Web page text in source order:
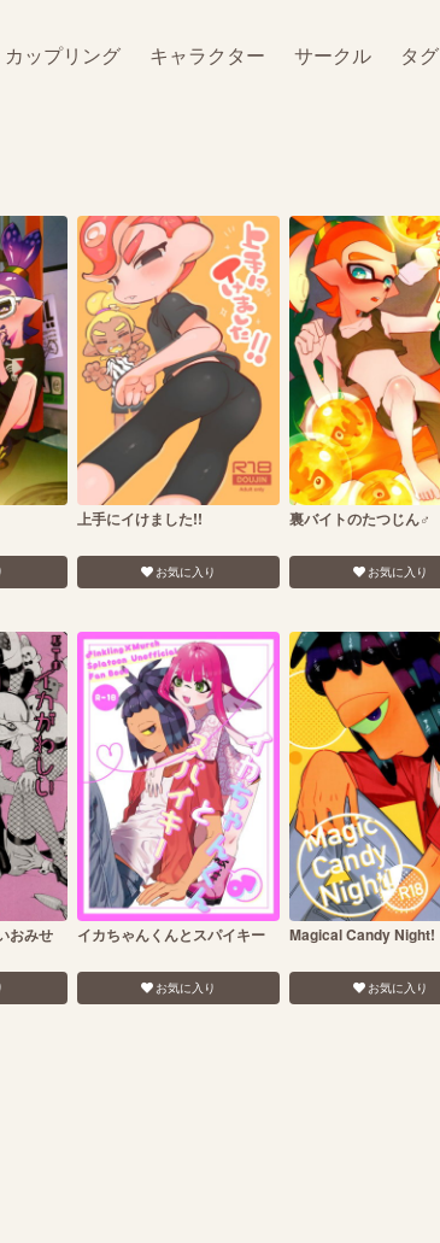
カップリング キャラクター サークル タグ
上手にイけました!!
お気に入り
裏バイトのたつじん♂
お気に入り
おみせ イカちゃんくんとスパイキー
お気に入り
Magical Candy Night!
お気に入り